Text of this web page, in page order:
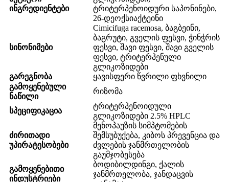
ინგრედიენტები
ტრიტერპენოიდური საპონინები,
26-დეოქსიაქტეინი
სინონიმები
Cimicifuga racemosa, ბაგბეინი,
ბაგრუტი, გველის ფესვი, ჭინჭრის
ფესვი, შავი ფესვი, შავი გველის
ფესვი, ტრიტერპენული
გლიკოზიდები
გარეგნობა
ყავისფერი წვრილი ფხვნილი
გამოყენებული
ნაწილი
რიზომა
სპეციფიკაცია
ტრიტერპენოიდული
გლიკოზიდები 2.5% HPLC
ძირითადი
უპირატესობები
მენოპაუზის სიმპტომების
შემსუბუქება, კიბოს პრევენცია და
ძვლების ჯანმრთელობის
გაუმჯობესება
გამოყენებითი
ინდუსტრიები
ბოდიბილდინგი, ქალის
ჯანმრთელობა, ჯანდაცვის